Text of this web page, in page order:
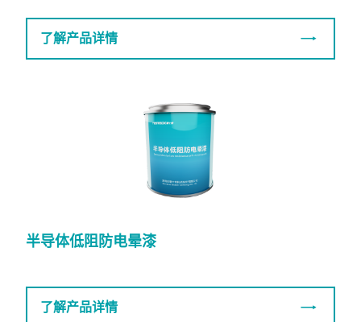
了解产品详情
半导体低阻防电晕漆
了解产品详情